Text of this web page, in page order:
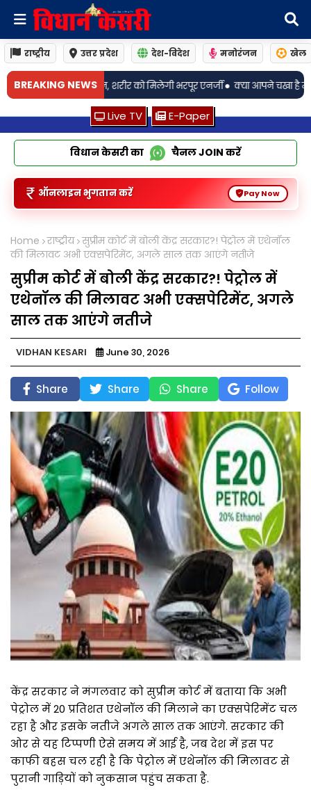
राष्ट्रीय उत्तर प्रदेश देश-विदेश मनोरंजन खेल
BREAKING NEWS
को मिलेगी भरपूर एनर्जी• क्या आपने चखा है महाराष्ट्र की फेमस तरी वाली
Live TV E-Paper
विधान केसरी का चैनलJOIN करें
ऑनलाइन भुगतान करें Pay Now
Home राष्ट्रीय सुप्रीम कोर्ट में बोली केंद्र सरकार?! पेट्रोल में एथेनॉल
की मिलावट अभी एक्सपेरिमेंट, अगले साल तक आएंगे नतीजे
सुप्रीम कोर्ट में बोली केंद्र सरकार?! पेट्रोल में
एथेनॉल की मिलावट अभी एक्सपेरिमेंट, अगले
साल तक आएंगे नतीजे
VIDHAN KESARI June 30, 2026
Share Share Share Follow
केंद्र सरकार ने मंगलवार को सुप्रीम कोर्ट में बताया कि अभी
पेट्रोल में 20 प्रतिशत एथेनॉल की मिलाने का एक्सपेरिमेंट चल
रहा है और इसके नतीजे अगले साल तक आएंगे. सरकार की
ओर से यह टिप्पणी ऐसे समय में आई है, जब देश में इस पर
काफी बहस चल रही है कि पेट्रोल में एथेनॉल की मिलावट से
पुरानी गाड़ियों को नुकसान पहुंच सकता है.